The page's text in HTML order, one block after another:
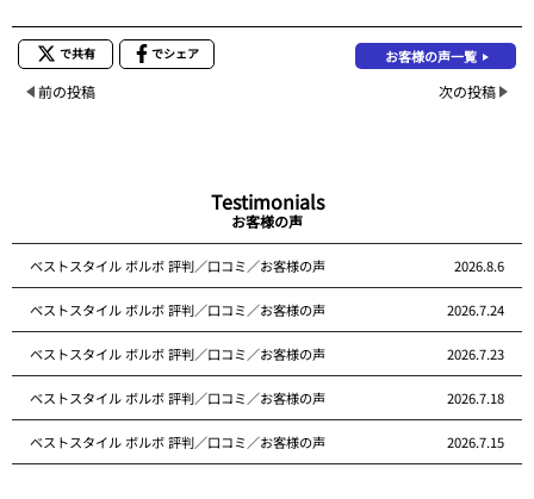
で共有 でシェア お客様の声一覧
前の投稿 次の投稿
Testimonials
お客様の声
ベストスタイル ボルボ 評判／口コミ／お客様の声 2026.8.6
ベストスタイル ボルボ 評判／口コミ／お客様の声 2026.7.24
ベストスタイル ボルボ 評判／口コミ／お客様の声 2026.7.23
ベストスタイル ボルボ 評判／口コミ／お客様の声 2026.7.18
ベストスタイル ボルボ 評判／口コミ／お客様の声 2026.7.15